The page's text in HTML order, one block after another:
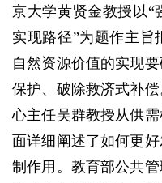
京大学黄贤金教授以“
实现路径”为题作主
自然资源价值的实现
保护、破除救济式补
心主任吴群教授从供
面详细阐述了如何更
制作用。教育部公共